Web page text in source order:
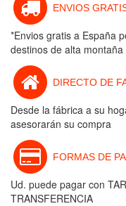
ENVIOS
*Envios gratis a España
destinos de alta
DIRECTO DE
Desde la fábrica a su
asesorarán su compra
FORMAS DE
Ud. puede pagar con
TRANSFERENCIA